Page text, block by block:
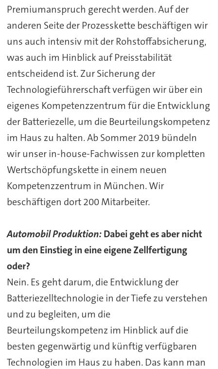
Premiumanspruch gerecht werden. Auf der
anderen Seite der Prozesskette beschäftigen wir
uns auch intensiv mit der Rohstoffabsicherung,
was auch im Hinblick auf Preisstabilität
entscheidend ist. Zur Sicherung der
Technologieführerschaft verfügen wir über ein
eigenes Kompetenzzentrum für die Entwicklung
der Batteriezelle, um die Beurteilungskompetenz
im Haus zu halten. Ab Sommer 2019 bündeln
wir unser in-house-Fachwissen zur kompletten
Wertschöpfungskette in einem neuen
Kompetenzzentrum in München. Wir
beschäftigen dort 200 Mitarbeiter.
Automobil Produktion:Dabei geht es aber nicht
um den Einstieg in eine eigene Zellfertigung
oder?
Nein. Es geht darum, die Entwicklung der
Batteriezelltechnologie in der Tiefe zu verstehen
und zu begleiten, um die
Beurteilungskompetenz im Hinblick auf die
besten gegenwärtig und künftig verfügbaren
Technologien im Haus zu haben. Das kann man